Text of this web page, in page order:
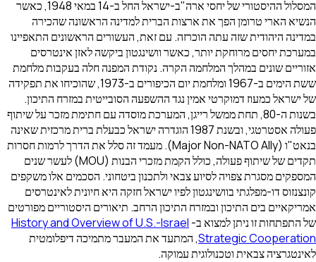
המסלול ההיסטורי של יחסי ארה"ב-ישראל החל ב-14 במאי 1948, כאשר
הנשיא הארי טרומן הפך את ארצות הברית למדינה הראשונה שהכירה
במדינה היהודית שזה עתה הוכרזה. עם זאת, העשורים הראשונים התאפיינו
במערכת יחסים מרוחקת יותר, כאשר וושינגטון ביקשה לאזן אינטרסים
אזוריים שונים במהלך המלחמה הקרה. נקודת המפנה חלה בעקבות מלחמת
ששת הימים ב-1967 ומלחמת יום הכיפורים ב-1973, שהוכיחו את תפקידה
של ישראל כמעוז דמוקרטי אמין נגד ההשפעה הסובייטית במזרח התיכון.
בשנות ה-80, תחת ממשל רייגן, המערכת מוסדה עם חתימת מזכר על שיתוף
פעולה אסטרטגי, ובשנת 1987 הוגדרה ישראל כבעלת ברית מרכזית שאינה
בנאט"ו (Major Non-NATO Ally). מעמד זה סלל את הדרך לרמות חסרות
תקדים של שיתוף פעולה, כולל הקמת מזכרי הבנות (MOU) לעשר שנים
המספקים מסגרת צפויה לסיוע צבאי ולתכנון ביטחוני. הסכמים אלו משקפים
קונצנזוס דו-מפלגתי בוושינגטון לפיו ישראל חזקה היא חיונית לאינטרסים
אמריקאיים בים התיכון ובמזרח התיכון הרחב. תיאורים היסטוריים מפורטים
של התפתחות זו ניתן למצוא ב- History and Overview of U.S.-Israel
Strategic Cooperation, המתעד את המעבר מתמיכה דיפלומטית
לאינטגרציה צבאית וטכנולוגית עמוקה.